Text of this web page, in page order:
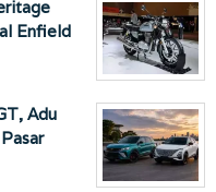
Enfield
Adu